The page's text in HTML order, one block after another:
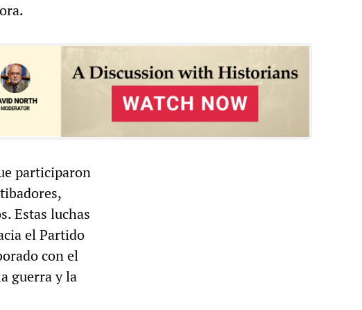
participaron
Estas luchas
el Partido
con el
guerra y la